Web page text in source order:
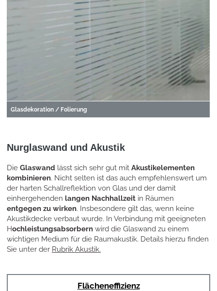
Glasdekoration / Folierung
Nurglaswand und Akustik
DieGlaswand lässt sich sehr gut mitAkustikelementen
kombinieren. Nicht selten ist das auch empfehlenswert um
der harten Schallreflektion von Glas und der damit
einhergehenden langen Nachhallzeit in Räumen
entgegen zu wirken. Insbesondere gilt das, wenn keine
Akustikdecke verbaut wurde. In Verbindung mit geeigneten
Hochleistungsabsorbern wird die Glaswand zu einem
wichtigen Medium für die Raumakustik. Details hierzu finden
Sie unter der Rubrik Akustik.
Flächeneffizienz